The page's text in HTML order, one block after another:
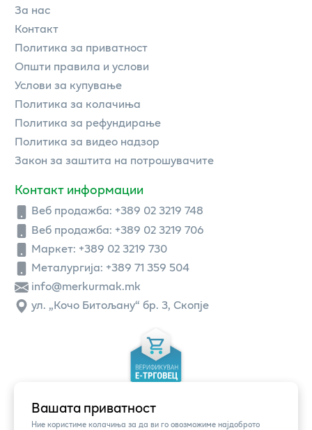
Вашата приватност
Ние користиме колачиња за да ви го овозможиме најдоброто
За нас
Контакт
Политика за приватност
Општи правила и услови
Услови за купување
Политика за колачиња
Политика за рефундирање
Политика за видео надзор
Закон за заштита на потрошувачите
Контакт информации
Веб продажба: +389 02 3219 748
Веб продажба: +389 02 3219 706
Маркет: +389 02 3219 730
Металургија: +389 71 359 504
info@merkurmak.mk
ул. „Кочо Битољану“ бр. 3, Скопје